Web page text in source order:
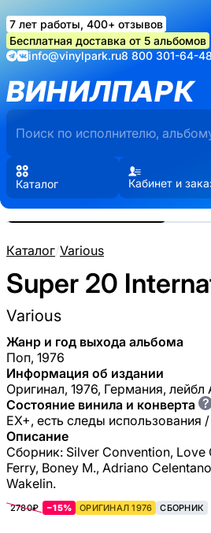
7 лет работы, 400+ отзывов
Бесплатная доставка от 5 альбомов
info@vinylpark.ru8 800 301-64-48
ВИНИЛПАРК
Каталог Кабинет и
Каталог/Various
Super 20
Various
Жанр и год выхода альбома
Поп, 1976
Информация об издании
Оригинал, 1976, Германия, лейбл
Состояние винила и конверта ?
EX+, есть следы использования /
Описание
Сборник: Silver Convention, Love
Ferry, Boney M., Adriano
Wakelin.
2780₽ −15% ОРИГИНАЛ 1976 СБОРНИК
Реальные фото пластинки.
Нажмите, чтобы увеличить